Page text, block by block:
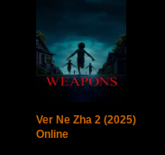
Ver Ne Zha 2 (2025)
Online